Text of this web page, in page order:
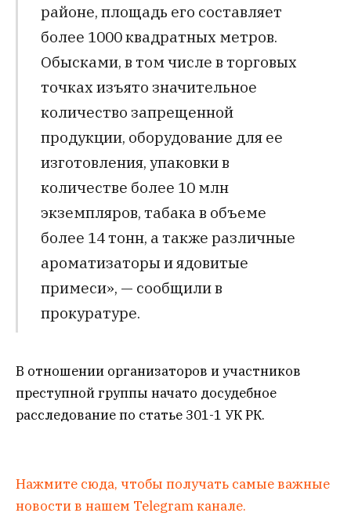
районе, площадь его составляет
более 1000 квадратных метров.
Обысками, в том числе в торговых
точках изъято значительное
количество запрещенной
продукции, оборудование для ее
изготовления, упаковки в
количестве более 10 млн
экземпляров, табака в объеме
более 14 тонн, а также различные
ароматизаторы и ядовитые
примеси», — сообщили в
прокуратуре.
В отношении организаторов и участников
преступной группы начато досудебное
расследование по статье 301-1 УК РК.
Нажмите сюда, чтобы получать самые важные
новости в нашем Telegram канале.